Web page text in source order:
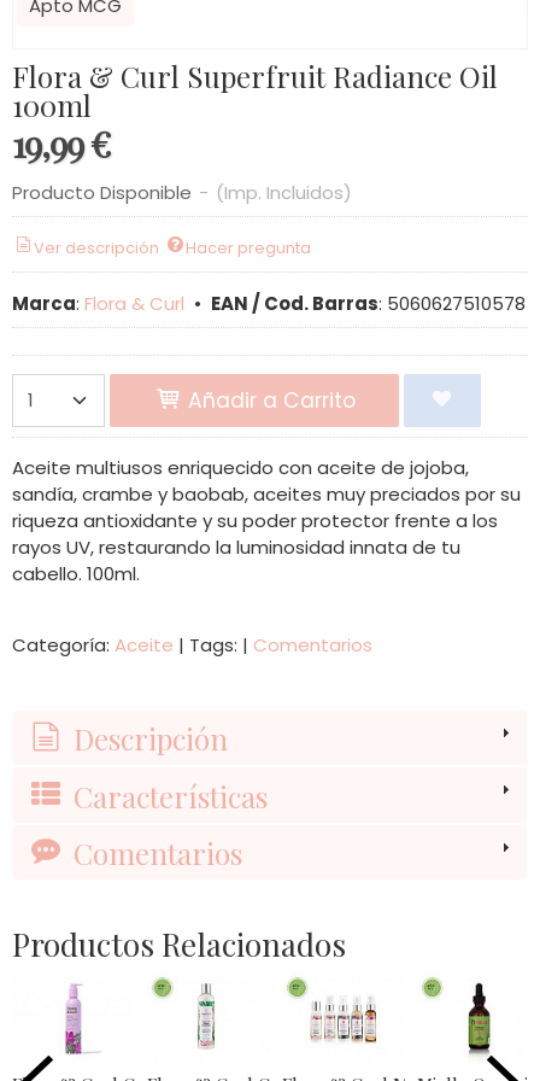
Flora & Curl Superfruit Radiance Oil
100ml
19,99 €
Producto Disponible - (Imp. Incluidos)
Ver descripción Hacer pregunta
Marca: Flora & Curl • EAN / Cod. Barras: 5060627510578
Añadir a Carrito
Aceite multiusos enriquecido con aceite de jojoba,
sandía, crambe y baobab, aceites muy preciados por su
riqueza antioxidante y su poder protector frente a los
rayos UV, restaurando la luminosidad innata de tu
cabello. 100ml.
Categoría: Aceite | Tags: | Comentarios
Descripción
Características
Comentarios
Productos Relacionados